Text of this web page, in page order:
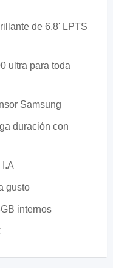
de 6.8' LPTS
ultra para toda
Samsung
duración con
gusto
internos